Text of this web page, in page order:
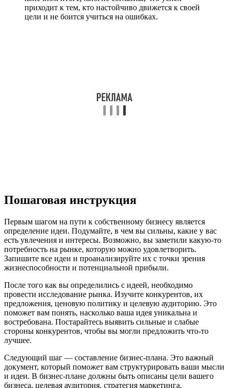
приходит к тем, кто настойчиво движется к своей
цели и не боится учиться на ошибках.
Пошаговая инструкция
Первым шагом на пути к собственному бизнесу является
определение идеи. Подумайте, в чем вы сильны, какие у вас
есть увлечения и интересы. Возможно, вы заметили какую-то
потребность на рынке, которую можно удовлетворить.
Запишите все идеи и проанализируйте их с точки зрения
жизнеспособности и потенциальной прибыли.
После того как вы определились с идеей, необходимо
провести исследование рынка. Изучите конкурентов, их
предложения, ценовую политику и целевую аудиторию. Это
поможет вам понять, насколько ваша идея уникальна и
востребована. Постарайтесь выявить сильные и слабые
стороны конкурентов, чтобы вы могли предложить что-то
лучшее.
Следующий шаг — составление бизнес-плана. Это важный
документ, который поможет вам структурировать ваши мысли
и идеи. В бизнес-плане должны быть описаны цели вашего
бизнеса, целевая аудитория, стратегия маркетинга,